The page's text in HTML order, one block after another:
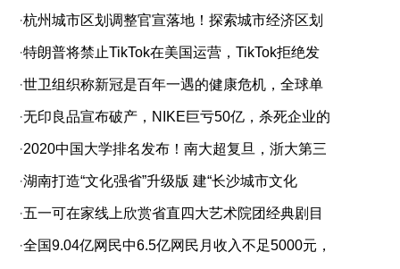
·杭州城市区划调整官宣落地！探索城市经济区划
·特朗普将禁止TikTok在美国运营，TikTok拒绝发
·世卫组织称新冠是百年一遇的健康危机，全球单
·无印良品宣布破产，NIKE巨亏50亿，杀死企业的
·2020中国大学排名发布！南大超复旦，浙大第三
·湖南打造“文化强省”升级版 建“长沙城市文化
·五一可在家线上欣赏省直四大艺术院团经典剧目
·全国9.04亿网民中6.5亿网民月收入不足5000元，